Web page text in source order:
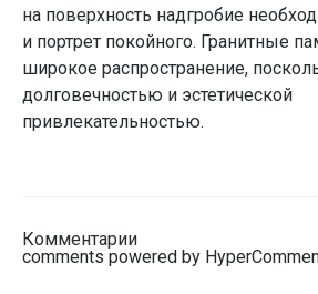
на поверхность надгробие
и портрет покойного. Гранитные
широкое распространение,
долговечностью и эстетической
привлекательностью.
Комментарии
comments powered by